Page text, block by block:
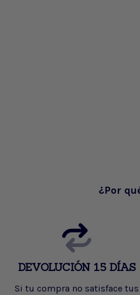
¿Por
DEVOLUCIÓN 15 DÍAS
Si tu compra no satisface tus